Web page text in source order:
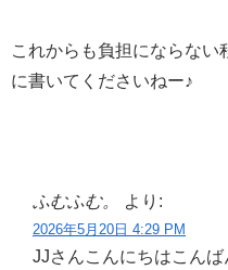
これからも負担にならな
に書いてくださいねー♪
ふむふむ。 より:
2026年5月20日 4:29 PM
JJさんこんにちはこんば